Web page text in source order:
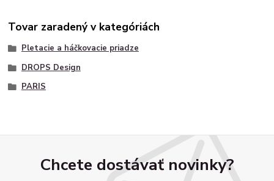
Tovar zaradený v kategóriách
Pletacie a háčkovacie priadze
DROPS Design
PARIS
Chcete dostávať novinky?